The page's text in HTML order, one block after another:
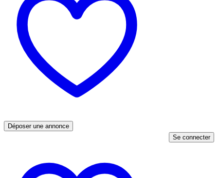
Déposer une annonce
Se connecter